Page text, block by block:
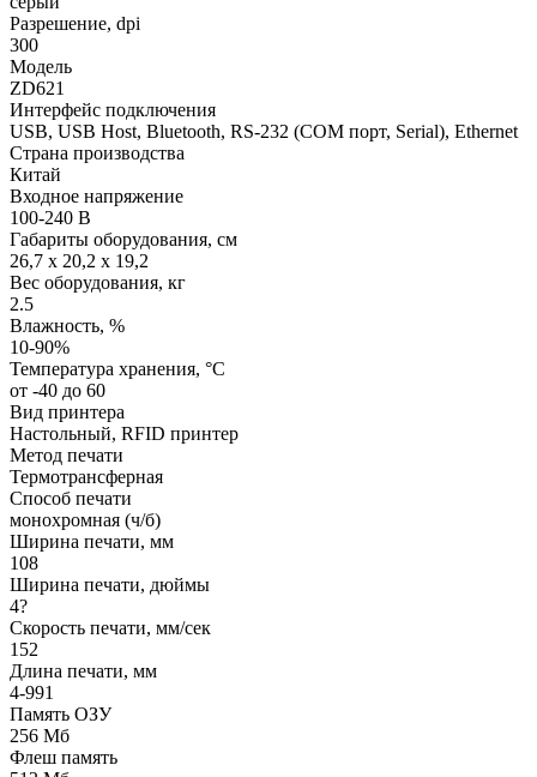
Разрешение, dpi
300
Модель
ZD621
Интерфейс подключения
USB, USB Host, Bluetooth, RS-232 (COM порт, Serial), Ethernet
Страна производства
Китай
Входное напряжение
100-240 В
Габариты оборудования, см
26,7 x 20,2 x 19,2
Вес оборудования, кг
2.5
Влажность, %
10-90%
Температура хранения, °C
от -40 до 60
Вид принтера
Настольный, RFID принтер
Метод печати
Термотрансферная
Способ печати
монохромная (ч/б)
Ширина печати, мм
108
Ширина печати, дюймы
4?
Скорость печати, мм/сек
152
Длина печати, мм
4-991
Память ОЗУ
256 Мб
Флеш память